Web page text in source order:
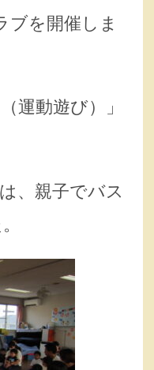
ブを開催しま
運動遊び）」
、親子でバス